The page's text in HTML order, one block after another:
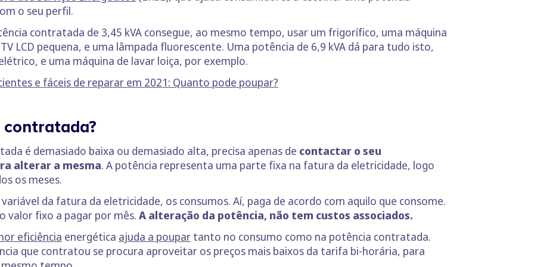
o seu perfil.
contratada de 3,45 kVA consegue, ao mesmo tempo, usar um frigorífico, uma máquina
LCD pequena, e uma lâmpada fluorescente. Uma potência de 6,9 kVA dá para tudo isto,
e uma máquina de lavar loiça, por exemplo.
e fáceis de reparar em 2021: Quanto pode poupar?
é demasiado baixa ou demasiado alta, precisa apenas de contactar o seu
alterar a mesma. A potência representa uma parte fixa na fatura da eletricidade, logo
os meses.
da fatura da eletricidade, os consumos. Aí, paga de acordo com aquilo que consome.
valor fixo a pagar por mês. A alteração da potência, não tem custos associados.
eficiência energética ajuda a poupar tanto no consumo como na potência contratada.
que contratou se procura aproveitar os preços mais baixos da tarifa bi-horária, para